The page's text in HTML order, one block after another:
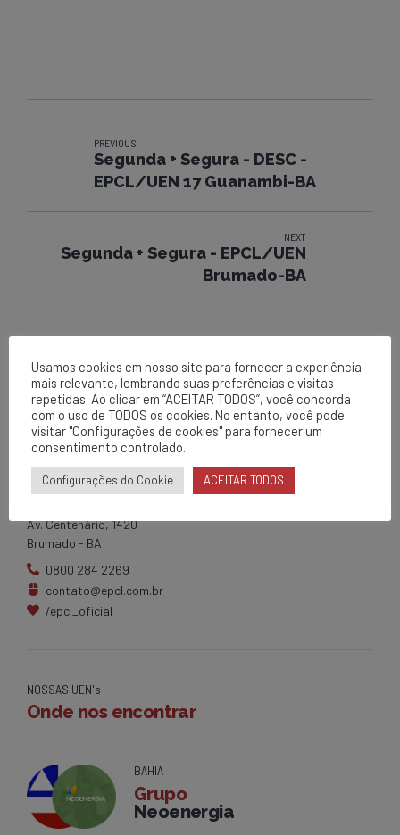
PREVIOUS
Segunda + Segura - DESC -
EPCL/UEN 17 Guanambi-BA
NEXT
Segunda + Segura - EPCL/UEN
Brumado-BA
EPCL
Matriz
Av. Centenário, 1420
Brumado - BA
0800 284 2269
contato@epcl.com.br
/epcl_oficial
NOSSAS UEN's
Onde nos encontrar
BAHIA
Grupo
Neoenergia
Usamos cookies em nosso site para fornecer a experiência
mais relevante, lembrando suas preferências e visitas
repetidas. Ao clicar em “ACEITAR TODOS”, você concorda
com o uso de TODOS os cookies. No entanto, você pode
visitar "Configurações de cookies" para fornecer um
consentimento controlado.
Configurações do Cookie ACEITAR TODOS